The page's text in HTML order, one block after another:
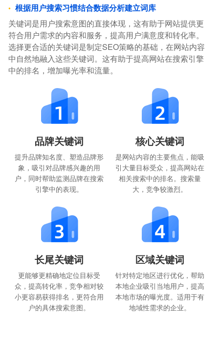
根据用户搜索习惯结合数据分析建立词库
关键词是用户搜索意图的直接体现，这有助于网站提供更
符合用户需求的内容和服务，提高用户满意度和转化率。
选择更合适的关键词是制定SEO策略的基础，在网站内容
中自然地融入这些关键词。这有助于提高网站在搜索引擎
中的排名，增加曝光率和流量。
品牌关键词
提升品牌知名度、塑造品牌形
象，吸引对品牌感兴趣的用
户，同时帮助监测品牌在搜索
引擎中的表现。
核心关键词
是网站内容的主要焦点，能吸
引大量目标受众，提高网站在
相关搜索中的排名。搜索量
大，竞争较激烈。
长尾关键词
更能够更精确地定位目标受
众，提高转化率，竞争相对较
小更容易获得排名，更符合用
户的具体搜索意图。
区域关键词
针对特定地区进行优化，帮助
本地企业吸引当地用户，提高
本地市场的曝光度。适用于有
地域性需求的企业。